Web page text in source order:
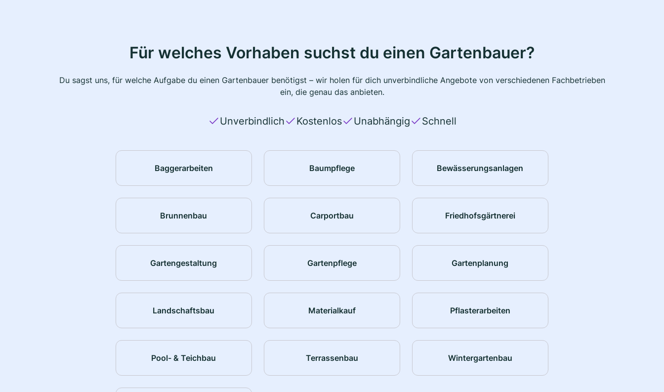
Für welches Vorhaben suchst du einen Gartenbauer?
Du sagst uns, für welche Aufgabe du einen Gartenbauer benötigst – wir holen für dich unverbindliche Angebote von verschiedenen Fachbetrieben
ein, die genau das anbieten.
Unverbindlich Kostenlos Unabhängig Schnell
Baggerarbeiten Baumpflege Bewässerungsanlagen
Brunnenbau Carportbau Friedhofsgärtnerei
Gartengestaltung Gartenpflege Gartenplanung
Landschaftsbau Materialkauf Pflasterarbeiten
Pool- & Teichbau Terrassenbau Wintergartenbau